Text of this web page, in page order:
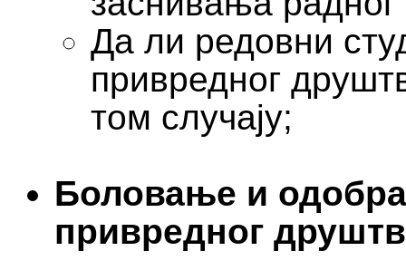
Да ли редовни
привредног
том случају;
Боловање и
привредног